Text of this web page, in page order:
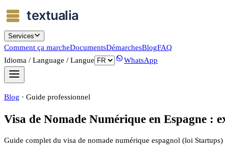
Services
Comment ça marcheDocumentsDémarchesBlogFAQ
Idioma / Language / Langue
WhatsApp
Blog · Guide professionnel
Visa de Nomade Numérique en Espagne :
Guide complet du visa de nomade numérique espagnol (loi